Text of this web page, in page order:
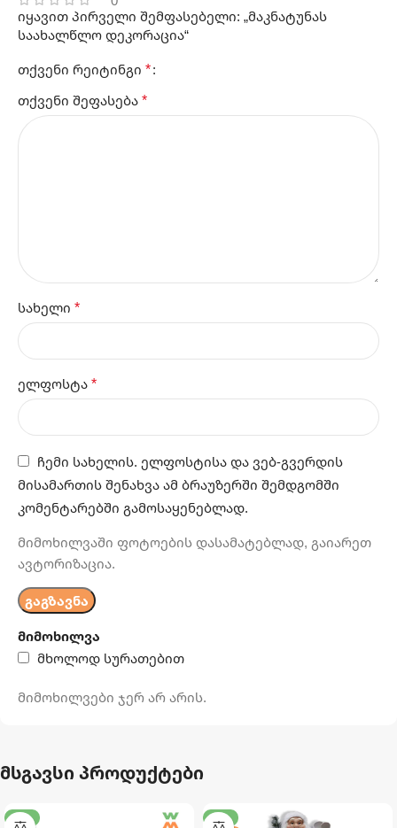
მიმოხილვა
მხოლოდ სურათებით
მიმოხილვები ჯერ არ არის.
იყავით პირველი შემფასებელი: „მაკნატუნას
საახალწლო დეკორაცია“
თქვენი რეიტინგი *
თქვენი შეფასება *
სახელი *
ელფოსტა *
ჩემი სახელის. ელფოსტისა და ვებ-გვერდის
მისამართის შენახვა ამ ბრაუზერში შემდგომში
კომენტარებში გამოსაყენებლად.
მიმოხილვაში ფოტოების დასამატებლად, გაიარეთ
ავტორიზაცია.
მსგავსი პროდუქტები
-32%
-20%